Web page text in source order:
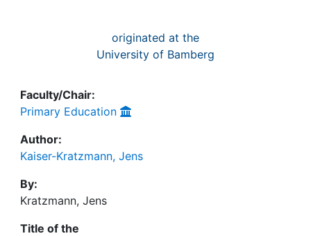
originated at the
University of Bamberg
Faculty/Chair:
Primary Education
Author:
Kaiser-Kratzmann, Jens
By:
Kratzmann, Jens
Title of the